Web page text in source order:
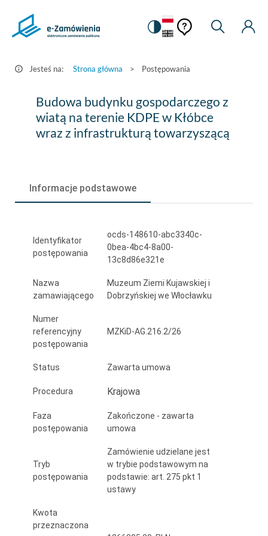
Postępowania
Zamówienia.gov.pl
Zmiana
na
kontrastową
Pomoc
kontekstowa
Pomoc
Moje
Jesteś na: Strona główna > Postępowania
Budowa
budynku
gospodarczego
na
KDPE
Kłóbce
wraz
infrastrukturą
towarzyszącą
Budowa budynku gospodarczego z
wiatą na terenie KDPE w Kłóbce
wraz z infrastrukturą towarzyszącą
Informacje podstawowe
Identyfikator
postępowania
ocds-148610-abc3340c-
0bea-4bc4-8a00-
13c8d86e321e
Nazwa
zamawiającego
Muzeum Ziemi Kujawskiej i
Dobrzyńskiej we Włocławku
Numer
referencyjny
postępowania
MZKiD-AG.216.2/26
Status Zawarta umowa
Procedura Krajowa
Faza
postępowania
Zakończone - zawarta
umowa
Tryb
postępowania
Zamówienie udzielane jest
w trybie podstawowym na
podstawie: art. 275 pkt 1
ustawy
Kwota
przeznaczona